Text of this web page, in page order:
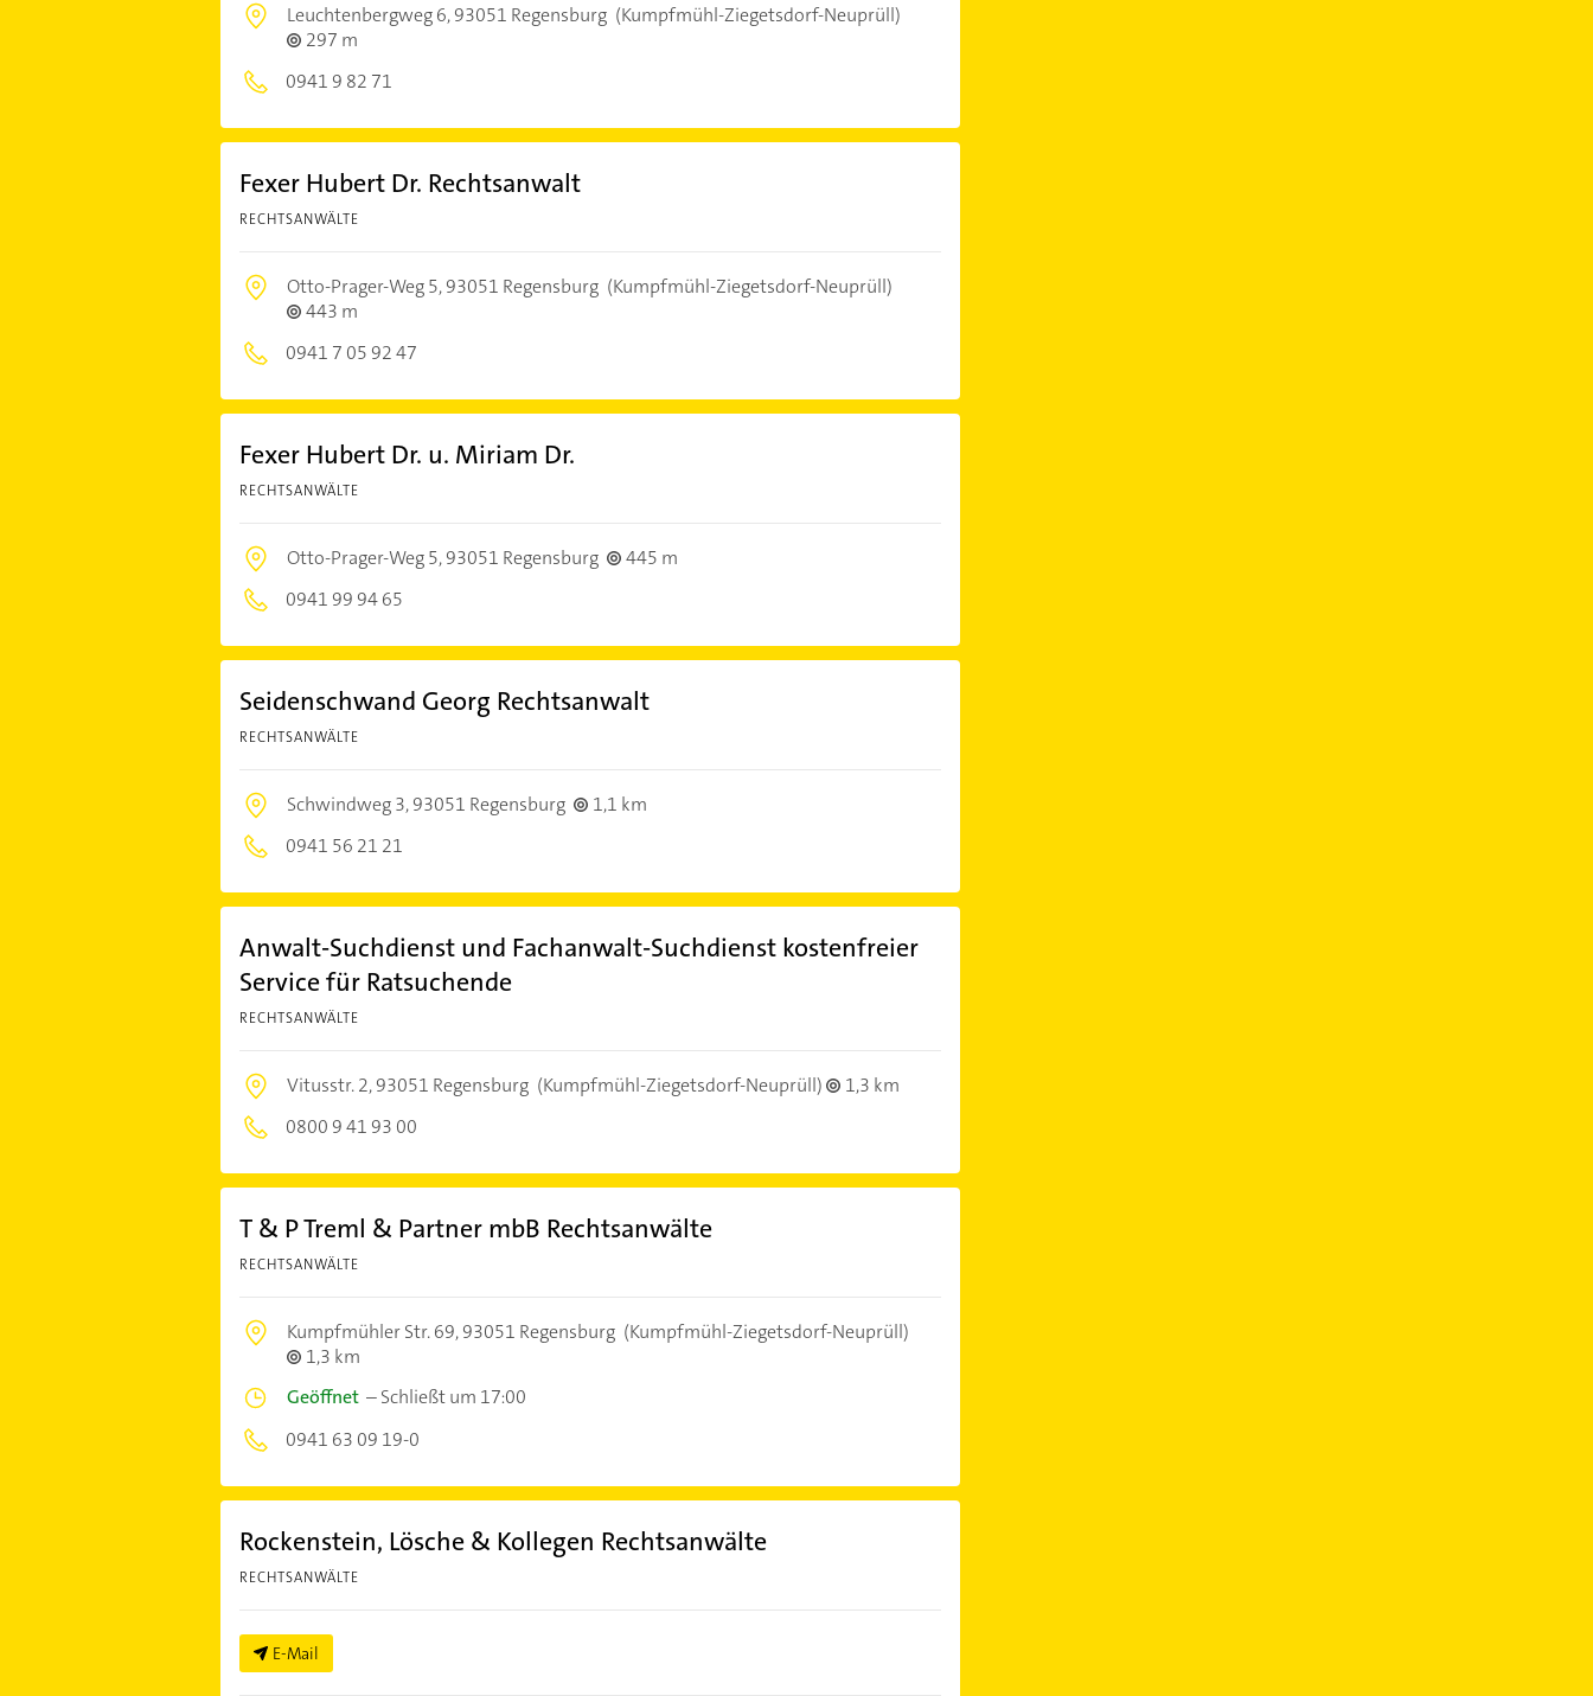
Leuchtenbergweg 6,93051 Regensburg (Kumpfmühl-Ziegetsdorf-Neuprüll)
297 m
0941 9 82 71
Fexer Hubert Dr. Rechtsanwalt
RECHTSANWÄLTE
Otto-Prager-Weg 5,93051 Regensburg (Kumpfmühl-Ziegetsdorf-Neuprüll)
443 m
0941 7 05 92 47
Fexer Hubert Dr. u. Miriam Dr.
RECHTSANWÄLTE
Otto-Prager-Weg 5,93051 Regensburg
445 m
0941 99 94 65
Seidenschwand Georg Rechtsanwalt
RECHTSANWÄLTE
Schwindweg 3,93051 Regensburg
1,1 km
0941 56 21 21
Anwalt-Suchdienst und Fachanwalt-Suchdienst kostenfreier
Service für Ratsuchende
RECHTSANWÄLTE
Vitusstr. 2,93051 Regensburg (Kumpfmühl-Ziegetsdorf-Neuprüll)
1,3 km
0800 9 41 93 00
T & P Treml & Partner mbB Rechtsanwälte
RECHTSANWÄLTE
Kumpfmühler Str. 69,93051 Regensburg (Kumpfmühl-Ziegetsdorf-Neuprüll)
1,3 km
Geöffnet–Schließt um 17:00
0941 63 09 19-0
Rockenstein, Lösche & Kollegen Rechtsanwälte
RECHTSANWÄLTE
E-Mail